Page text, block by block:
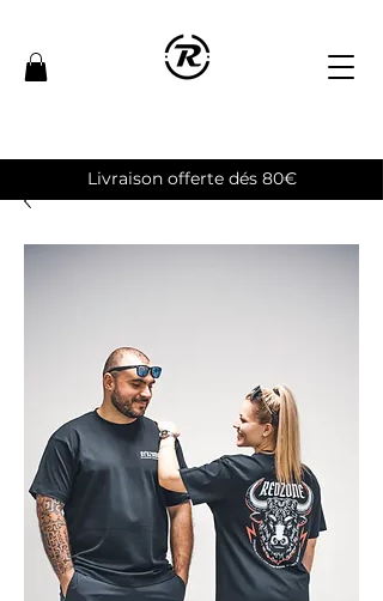
Livraison offerte dés 80€